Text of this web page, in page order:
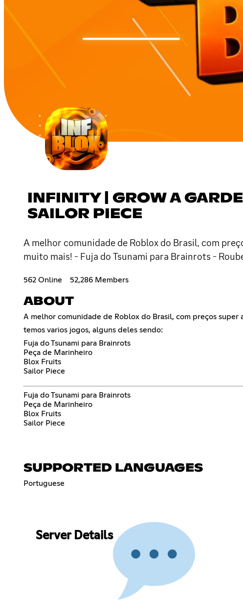
INFINITY | GROW A
SAILOR PIECE
A melhor comunidade de Roblox do Brasil, com
muito mais! - Fuja do Tsunami para Brainrots -
562 Online 52,286 Members
ABOUT
A melhor comunidade de Roblox do Brasil, com preços super
temos varios jogos, alguns deles sendo:
Fuja do Tsunami para Brainrots
Peça de Marinheiro
Blox Fruits
Sailor Piece
Fuja do Tsunami para Brainrots
Peça de Marinheiro
Blox Fruits
Sailor Piece
SUPPORTED LANGUAGES
Portuguese
Server Details